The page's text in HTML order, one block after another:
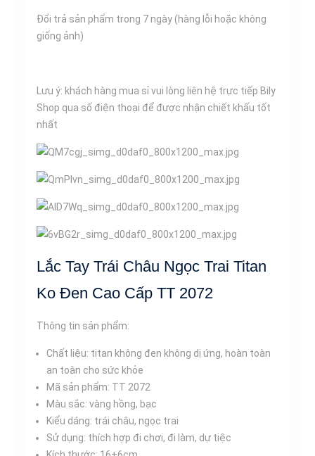
Đổi trả sản phẩm trong 7 ngày (hàng lỗi hoặc không
giống ảnh)
Lưu ý: khách hàng mua sỉ vui lòng liên hệ trực tiếp Bily
Shop qua số điện thoại để được nhận chiết khấu tốt
nhất
Lắc Tay Trái Châu Ngọc Trai Titan
Ko Đen Cao Cấp TT 2072
Thông tin sản phẩm:
Chất liệu: titan không đen không dị ứng, hoàn toàn
an toàn cho sức khỏe
Mã sản phẩm: TT 2072
Màu sắc: vàng hồng, bạc
Kiểu dáng: trái châu, ngọc trai
Sử dụng: thích hợp đi chơi, đi làm, dự tiệc